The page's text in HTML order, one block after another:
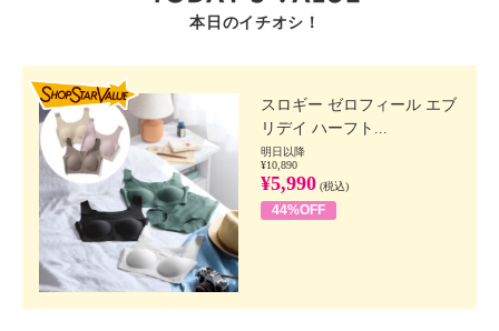
本日のイチオシ！
スロギー ゼロフィール エブ
リデイ ハーフト...
明日以降
¥10,890
¥5,990 (税込)
44%OFF